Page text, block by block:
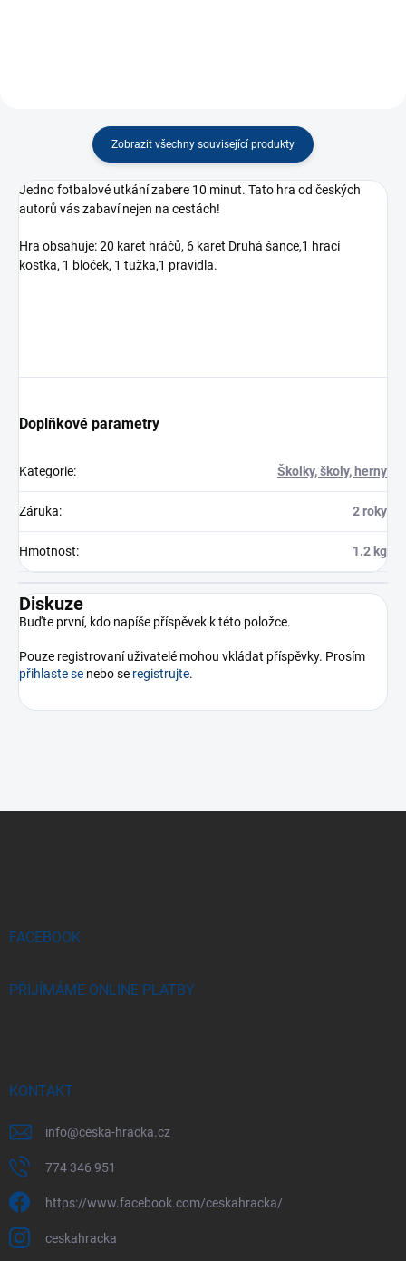
Zobrazit všechny související produkty
Jedno fotbalové utkání zabere 10 minut. Tato hra od českých
autorů vás zabaví nejen na cestách!
Hra obsahuje: 20 karet hráčů, 6 karet Druhá šance,1 hrací
kostka, 1 bloček, 1 tužka,1 pravidla.
Doplňkové parametry
Kategorie: Školky, školy, herny
Záruka: 2 roky
Hmotnost: 1.2 kg
Diskuze
Buďte první, kdo napíše příspěvek k této položce.
Pouze registrovaní uživatelé mohou vkládat příspěvky. Prosím
přihlaste se nebo se registrujte.
FACEBOOK
PŘIJÍMÁME ONLINE PLATBY
KONTAKT
info@ceska-hracka.cz
774 346 951
https://www.facebook.com/ceskahracka/
ceskahracka